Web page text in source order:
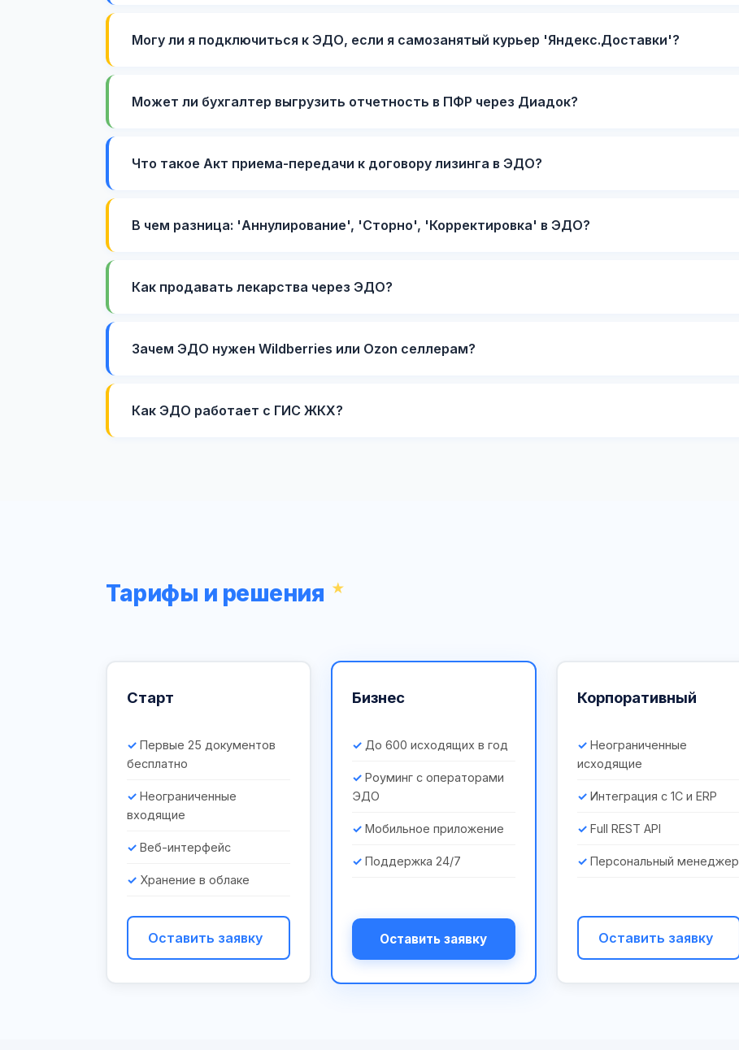
Могу ли я подключиться к ЭДО, если я самозанятый курьер 'Яндекс.Доставки'?
Может ли бухгалтер выгрузить отчетность в ПФР через Диадок?
Что такое Акт приема-передачи к договору лизинга в ЭДО?
В чем разница: 'Аннулирование', 'Сторно', 'Корректировка' в ЭДО?
Как продавать лекарства через ЭДО?
Зачем ЭДО нужен Wildberries или Ozon селлерам?
Как ЭДО работает с ГИС ЖКХ?
Тарифы и решения
Старт
Первые 25 документов
бесплатно
Неограниченные
входящие
Веб-интерфейс
Хранение в облаке
Оставить заявку
Бизнес
До 600 исходящих в год
Роуминг с операторами
ЭДО
Мобильное приложение
Поддержка 24/7
Оставить заявку
Корпоративный
Неограниченные
исходящие
Интеграция с 1С и ERP
Full REST API
Персональный менеджер
Оставить заявку